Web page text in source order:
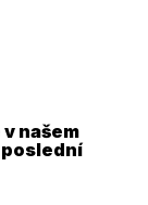
našem